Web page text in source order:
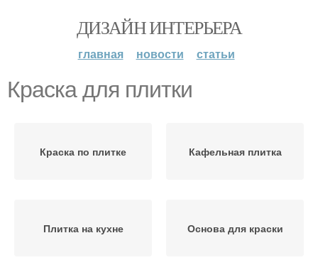
ДИЗАЙН ИНТЕРЬЕРА
главная новости статьи
Краска для плитки
Краска по плитке Кафельная плитка
Плитка на кухне Основа для краски